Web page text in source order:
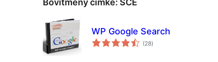
Bővítmény címke: SCE
WP Google Search
(28értékelés
összesen
)